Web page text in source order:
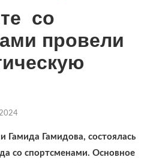
со
провели
Гамида Гамидова, состоялась
со спортсменами. Основное